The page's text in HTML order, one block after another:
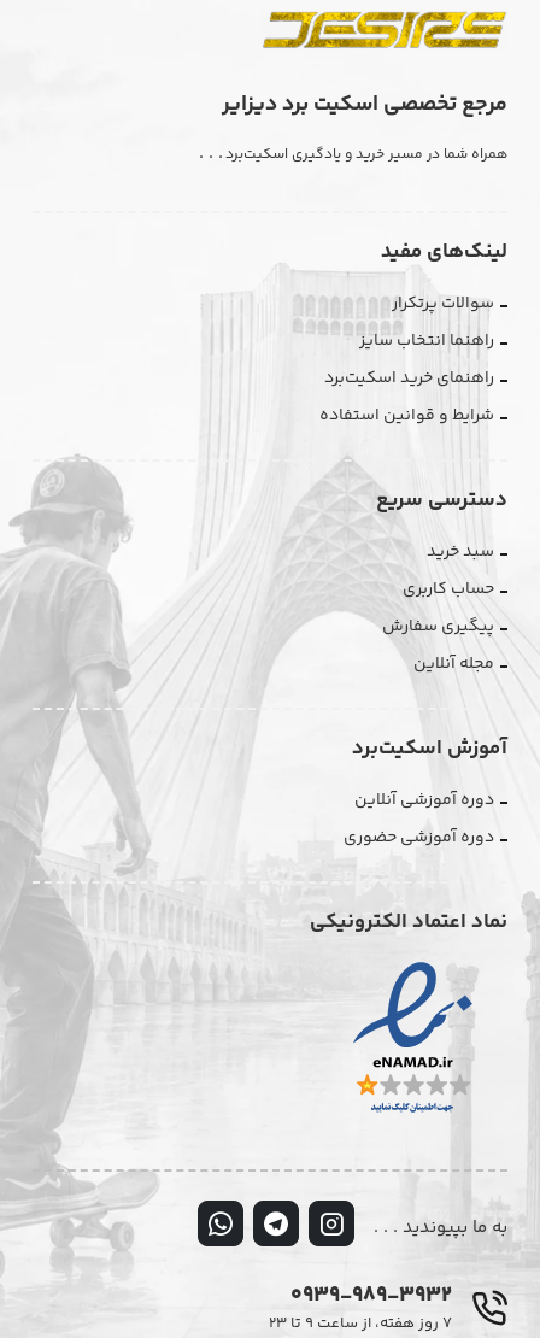
مرجع تخصصی اسکیت برد دیزایر
همراه شما در مسیر خرید و یادگیری اسکیت‌برد. . .
لینک‌های مفید
سوالات پرتکرار
راهنما انتخاب سایز
راهنمای خرید اسکیت‌برد
شرایط و قوانین استفاده
دسترسی سریع
سبد خرید
حساب کاربری
پیگیری سفارش
مجله آنلاین
آموزش اسکیت‌برد
دوره آموزشی آنلاین
دوره آموزشی حضوری
نماد اعتماد الکترونیکی
به ما بپیوندید . . .
0939-989-3932
۷ روز هفته، از ساعت ۹ تا ۲۳